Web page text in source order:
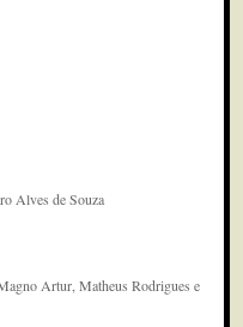
Alves de Souza
Artur, Matheus Rodrigues e